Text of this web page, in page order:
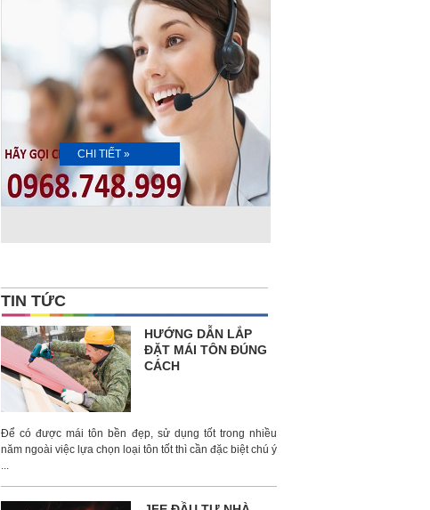
CHI TIẾT »
TIN TỨC
HƯỚNG DẪN LẮP
ĐẶT MÁI TÔN ĐÚNG
CÁCH
Để có được mái tôn bền đẹp, sử dụng tốt trong nhiều
năm ngoài việc lựa chọn loại tôn tốt thì cần đặc biệt chú ý
...